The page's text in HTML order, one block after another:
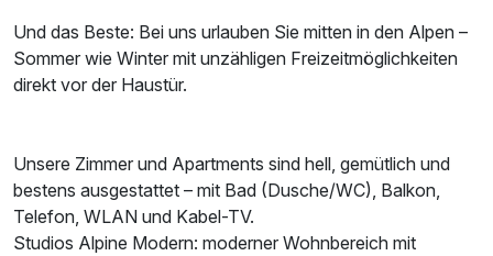
Familienzimmer
2 Erwachsene und 2 Kinder
Und das Beste: Bei uns urlauben Sie mitten in den Alpen –
Sommer wie Winter mit unzähligen Freizeitmöglichkeiten
direkt vor der Haustür.
Unsere Zimmer und Apartments sind hell, gemütlich und
bestens ausgestattet – mit Bad (Dusche/WC), Balkon,
Telefon, WLAN und Kabel-TV.
Studios Alpine Modern: moderner Wohnbereich mit